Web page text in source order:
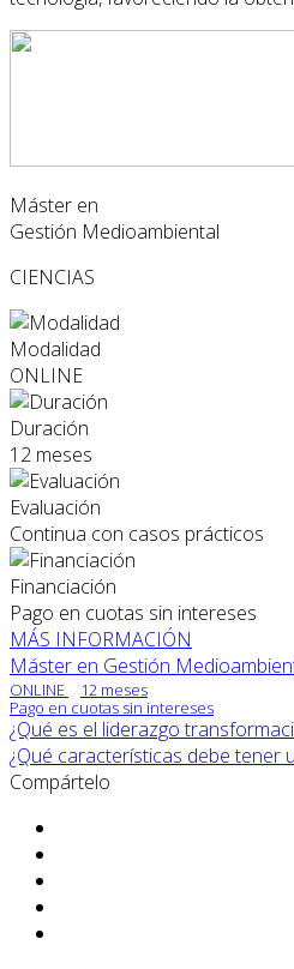
Máster en
Gestión Medioambiental
CIENCIAS
Modalidad
ONLINE
Duración
12 meses
Evaluación
Continua con casos prácticos
Financiación
Pago en cuotas sin intereses
MÁS INFORMACIÓN
Máster en Gestión
ONLINE
12 meses
Pago en cuotas sin intereses
¿Qué es el liderazgo
¿Qué características debe tener
Compártelo